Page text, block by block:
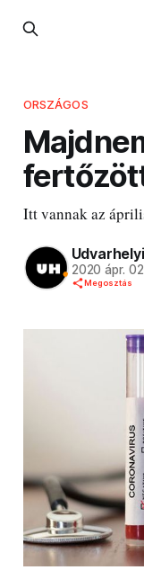
ORSZÁGOS
Itt vannak az
2020 ápr. 02
Megosztás